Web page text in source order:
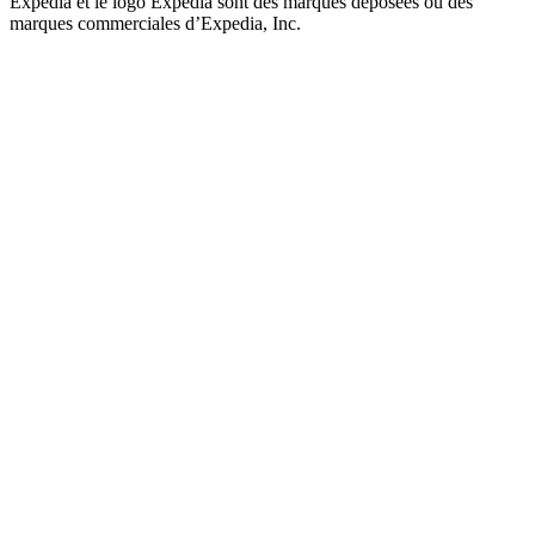
marques commerciales d’Expedia, Inc.